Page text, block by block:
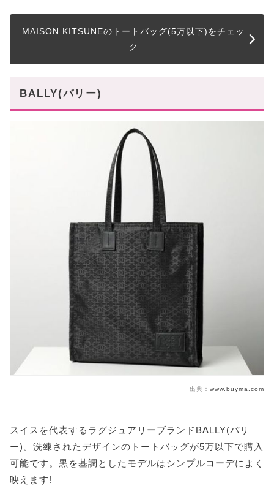
MAISON KITSUNEのトートバッグ(5万以下)をチェッ
ク
BALLY(バリー)
出典： www.buyma.com
スイスを代表するラグジュアリーブランドBALLY(バリ
ー)。洗練されたデザインのトートバッグが5万以下で購入
可能です。黒を基調としたモデルはシンプルコーデによく
映えます!